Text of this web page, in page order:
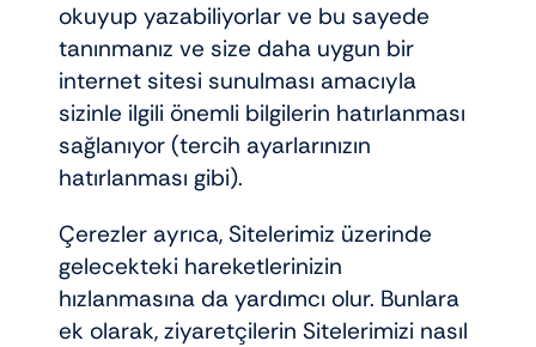
okuyup yazabiliyorlar ve bu sayede
tanınmanız ve size daha uygun bir
internet sitesi sunulması amacıyla
sizinle ilgili önemli bilgilerin hatırlanması
sağlanıyor (tercih ayarlarınızın
hatırlanması gibi).
Çerezler ayrıca, Sitelerimiz üzerinde
gelecekteki hareketlerinizin
hızlanmasına da yardımcı olur. Bunlara
ek olarak, ziyaretçilerin Sitelerimizi nasıl